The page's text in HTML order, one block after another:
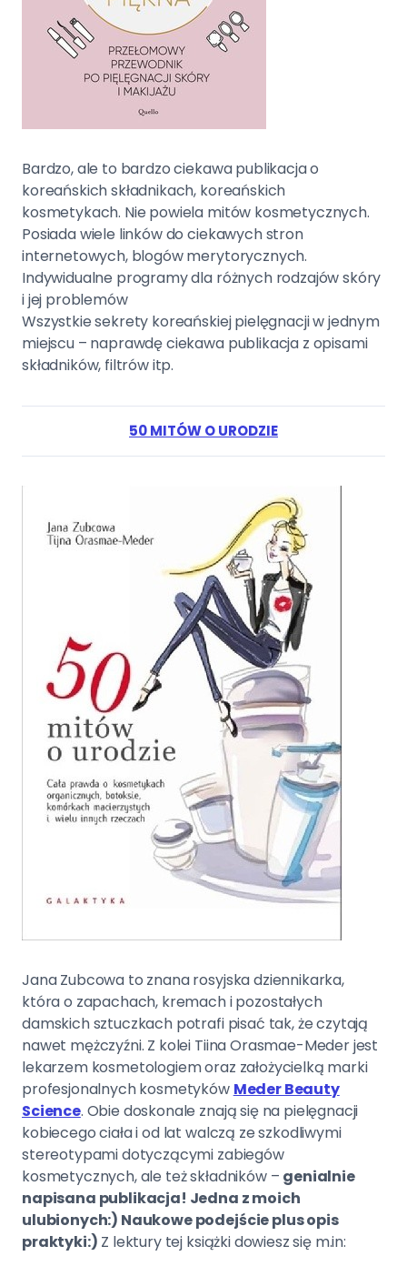
Bardzo, ale to bardzo ciekawa publikacja o
koreańskich składnikach, koreańskich
kosmetykach. Nie powiela mitów kosmetycznych.
Posiada wiele linków do ciekawych stron
internetowych, blogów merytorycznych.
Indywidualne programy dla różnych rodzajów skóry
i jej problemów
Wszystkie sekrety koreańskiej pielęgnacji w jednym
miejscu – naprawdę ciekawa publikacja z opisami
składników, filtrów itp.
50 MITÓW O URODZIE
Jana Zubcowa to znana rosyjska dziennikarka,
która o zapachach, kremach i pozostałych
damskich sztuczkach potrafi pisać tak, że czytają
nawet mężczyźni. Z kolei Tiina Orasmae-Meder jest
lekarzem kosmetologiem oraz założycielką marki
profesjonalnych kosmetyków Meder Beauty
Science. Obie doskonale znają się na pielęgnacji
kobiecego ciała i od lat walczą ze szkodliwymi
stereotypami dotyczącymi zabiegów
kosmetycznych, ale też składników – genialnie
napisana publikacja! Jedna z moich
ulubionych:) Naukowe podejście plus opis
praktyki:) Z lektury tej książki dowiesz się m.in: